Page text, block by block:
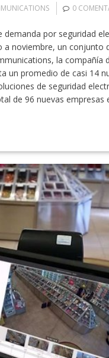
0
por seguridad
a noviembre, un conjunto
la compañía
un promedio de casi 14
de seguridad
de 96 nuevas empresas